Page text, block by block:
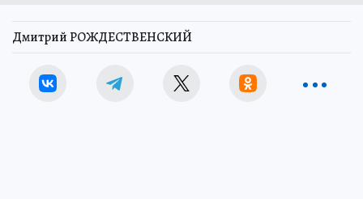
Дмитрий РОЖДЕСТВЕНСКИЙ